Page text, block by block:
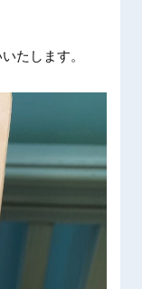
たします。